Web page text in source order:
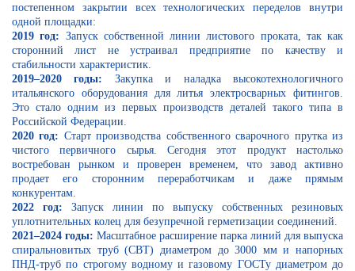
постепенном закрытии всех технологических переделов внутри
одной площадки:
2019 год: Запуск собственной линии листового проката, так как
сторонний лист не устраивал предприятие по качеству и
стабильности характеристик.
2019–2020 годы: Закупка и наладка высокотехнологичного
итальянского оборудования для литья электросварных фитингов.
Это стало одним из первых производств деталей такого типа в
Российской Федерации.
2020 год: Старт производства собственного сварочного прутка из
чистого первичного сырья. Сегодня этот продукт настолько
востребован рынком и проверен временем, что завод активно
продает его сторонним переработчикам и даже прямым
конкурентам.
2022 год: Запуск линии по выпуску собственных резиновых
уплотнительных колец для безупречной герметизации соединений.
2021–2024 годы: Масштабное расширение парка линий для выпуска
спиральновитых труб (СВТ) диаметром до 3000 мм и напорных
ПНД-труб по строгому водному и газовому ГОСТу диаметром до